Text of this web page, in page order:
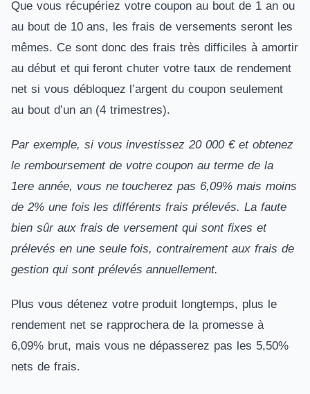
Que vous récupériez votre coupon au bout de 1 an ou
au bout de 10 ans, les frais de versements seront les
mêmes. Ce sont donc des frais très difficiles à amortir
au début et qui feront chuter votre taux de rendement
net si vous débloquez l’argent du coupon seulement
au bout d’un an (4 trimestres).
Par exemple, si vous investissez 20 000 € et obtenez
le remboursement de votre coupon au terme de la
1ere année, vous ne toucherez pas 6,09% mais moins
de 2% une fois les différents frais prélevés. La faute
bien sûr aux frais de versement qui sont fixes et
prélevés en une seule fois, contrairement aux frais de
gestion qui sont prélevés annuellement.
Plus vous détenez votre produit longtemps, plus le
rendement net se rapprochera de la promesse à
6,09% brut, mais vous ne dépasserez pas les 5,50%
nets de frais.